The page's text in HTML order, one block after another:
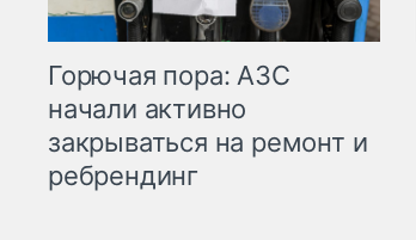
Горючая пора: АЗС
начали активно
закрываться на ремонт и
ребрендинг